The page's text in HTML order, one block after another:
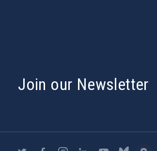
Join our Newsletter